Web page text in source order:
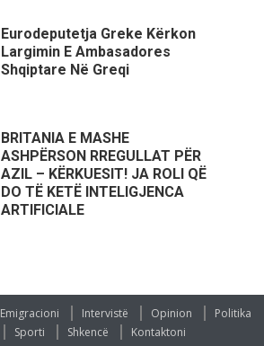
Eurodeputetja Greke Kërkon
Largimin E Ambasadores
Shqiptare Në Greqi
BRITANIA E MASHE
ASHPËRSON RREGULLAT PËR
AZIL – KËRKUESIT! JA ROLI QË
DO TË KETË INTELIGJENCA
ARTIFICIALE
Emigracioni Intervistë Opinion
Politika
Sporti Shkencë Kontaktoni